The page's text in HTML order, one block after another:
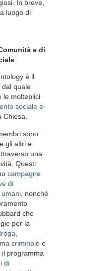
In breve,
luogo di
e di
è il
dal quale
le molteplici
sociale e
Chiesa.
sono
gli altri e
una
Questi
campagne
di
, nonché
che
per la
criminale e
il programma
di